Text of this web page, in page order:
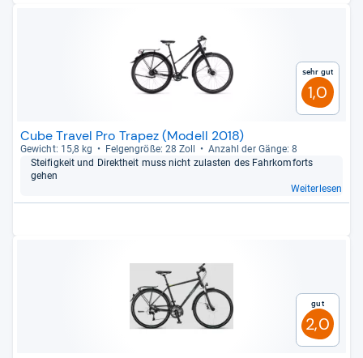
Sehr gut
1,0
Cube Travel Pro Trapez (Modell 2018)
Gewicht: 15,8 kg Fel­gen­größe: 28 Zoll
Anzahl der Gänge: 8
Stei­fig­keit und Direkt­heit muss nicht zulas­ten des Fahr­kom­forts
gehen
Weiterlesen
Gut
2,0